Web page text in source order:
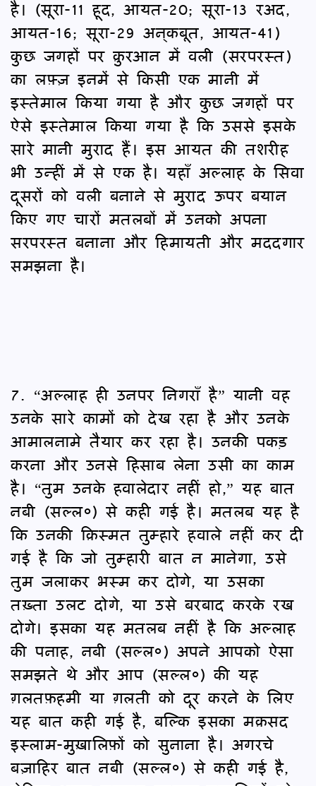
है। (सूरा-11 हूद, आयत-20; सूरा-13 रअद,
आयत-16; सूरा-29 अन्‌कबूत, आयत-41)
कुछ जगहों पर क़ुरआन में वली (सरपरस्त)
का लफ़्ज़ इनमें से किसी एक मानी में
इस्तेमाल किया गया है और कुछ जगहों पर
ऐसे इस्तेमाल किया गया है कि उससे इसके
सारे मानी मुराद हैं। इस आयत की तशरीह
भी उन्हीं में से एक है। यहाँ अल्लाह के सिवा
दूसरों को वली बनाने से मुराद ऊपर बयान
किए गए चारों मतलबों में उनको अपना
सरपरस्त बनाना और हिमायती और मददगार
समझना है।
7. “अल्लाह ही उनपर निगराँ है” यानी वह
उनके सारे कामों को देख रहा है और उनके
आमालनामे तैयार कर रहा है। उनकी पकड़
करना और उनसे हिसाब लेना उसी का काम
है। “तुम उनके हवालेदार नहीं हो,” यह बात
नबी (सल्ल०) से कही गई है। मतलब यह है
कि उनकी क़िस्मत तुम्हारे हवाले नहीं कर दी
गई है कि जो तुम्हारी बात न मानेगा, उसे
तुम जलाकर भस्म कर दोगे, या उसका
तख़्ता उलट दोगे, या उसे बरबाद करके रख
दोगे। इसका यह मतलब नहीं है कि अल्लाह
की पनाह, नबी (सल्ल०) अपने आपको ऐसा
समझते थे और आप (सल्ल०) की यह
ग़लतफ़हमी या ग़लती को दूर करने के लिए
यह बात कही गई है, बल्कि इसका मक़सद
इस्लाम-मुख़ालिफ़ों को सुनाना है। अगरचे
बज़ाहिर बात नबी (सल्ल०) से कही गई है,